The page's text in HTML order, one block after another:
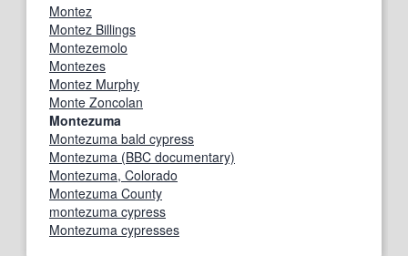
Montez
Montez Billings
Montezemolo
Montezes
Montez Murphy
Monte Zoncolan
Montezuma
Montezuma bald cypress
Montezuma (BBC documentary)
Montezuma, Colorado
Montezuma County
montezuma cypress
Montezuma cypresses